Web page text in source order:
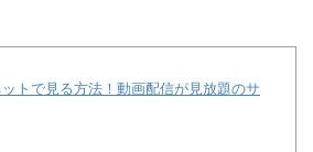
トで見る方法！動画配信が見放題のサ